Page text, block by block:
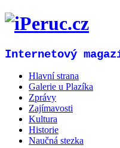
Internetový
Hlavní strana
Galerie u Plazíka
Zprávy
Zajímavosti
Kultura
Historie
Naučná stezka